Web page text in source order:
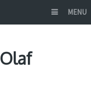
MENU